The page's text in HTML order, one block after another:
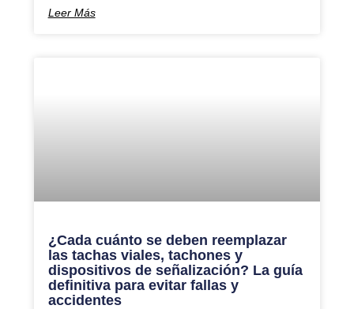
Leer Más
¿Cada cuánto se deben reemplazar
las tachas viales, tachones y
dispositivos de señalización? La guía
definitiva para evitar fallas y
accidentes